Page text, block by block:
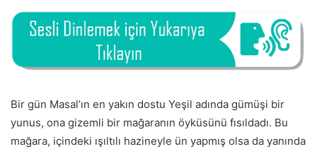
Bir gün Masal’ın en yakın dostu Yeşil adında gümüşi bir
yunus, ona gizemli bir mağaranın öyküsünü fısıldadı. Bu
mağara, içindeki ışıltılı hazineyle ün yapmış olsa da yanında